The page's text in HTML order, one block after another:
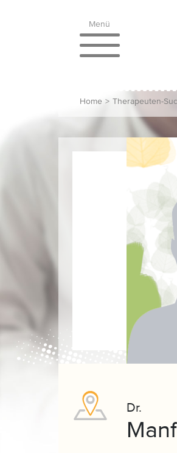
Menü
Home > Therapeuten-
Dr.